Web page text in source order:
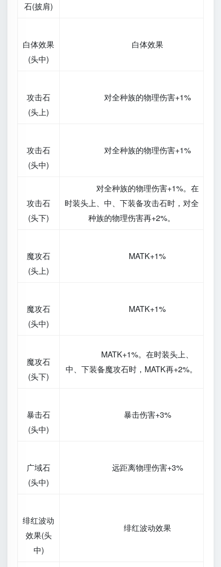
石(披肩)
白体效果
(头中)
白体效果
攻击石
(头上)
对全种族的物理伤害+1%
攻击石
(头中)
对全种族的物理伤害+1%
攻击石
(头下)
对全种族的物理伤害+1%。在
时装头上、中、下装备攻击石时，对全
种族的物理伤害再+2%。
魔攻石
(头上)
MATK+1%
魔攻石
(头中)
MATK+1%
魔攻石
(头下)
MATK+1%。在时装头上、
中、下装备魔攻石时，MATK再+2%。
暴击石
(头中)
暴击伤害+3%
广域石
(头中)
远距离物理伤害+3%
绯红波动
效果(头
中)
绯红波动效果